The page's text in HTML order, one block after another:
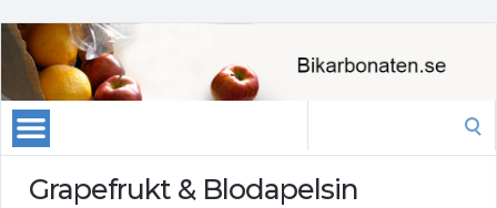
Grapefrukt & Blodapelsin